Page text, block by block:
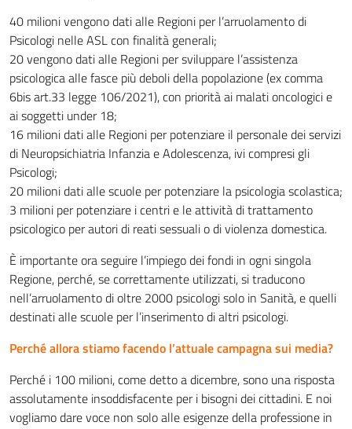
40 milioni vengono dati alle Regioni per l’arruolamento di
Psicologi nelle ASL con finalità generali;
20 vengono dati alle Regioni per sviluppare l’assistenza
psicologica alle fasce più deboli della popolazione (ex comma
6bis art.33 legge 106/2021), con priorità ai malati oncologici e
ai soggetti under 18;
16 milioni dati alle Regioni per potenziare il personale dei servizi
di Neuropsichiatria Infanzia e Adolescenza, ivi compresi gli
Psicologi;
20 milioni dati alle scuole per potenziare la psicologia scolastica;
3 milioni per potenziare i centri e le attività di trattamento
psicologico per autori di reati sessuali o di violenza domestica.
È importante ora seguire l’impiego dei fondi in ogni singola
Regione, perché, se correttamente utilizzati, si traducono
nell’arruolamento di oltre 2000 psicologi solo in Sanità, e quelli
destinati alle scuole per l’inserimento di altri psicologi.
Perché allora stiamo facendo l’attuale campagna sui media?
Perché i 100 milioni, come detto a dicembre, sono una risposta
assolutamente insoddisfacente per i bisogni dei cittadini. E noi
vogliamo dare voce non solo alle esigenze della professione in